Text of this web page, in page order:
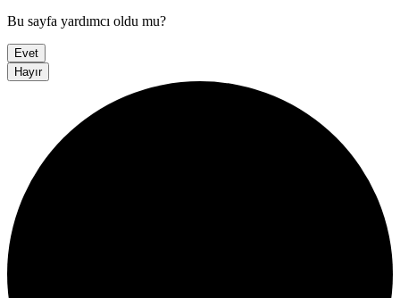
Bu sayfa yardımcı oldu mu?
Evet
Hayır